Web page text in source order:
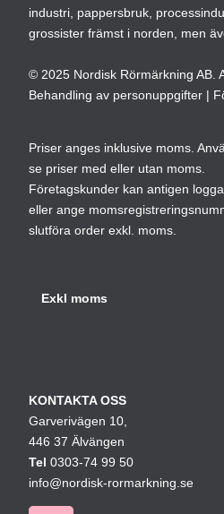
alternativen
kan
på
produktsidan
industri, pappersbruk,
grossister främst i norden, men
© 2025 Nordisk Rörmärkning AB.
Behandling av personuppgifter |
Priser anges inklusive moms.
se priser med eller utan moms.
Företagskunder kan antigen
eller ange
slutföra order exkl. moms.
KONTAKTA OSS
Garverivägen 10,
446 37 Älvängen
Tel 0303-74 99 50
info@nordisk-rormarkning.se